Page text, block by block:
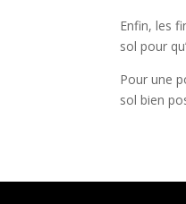
Enfin, les
sol pour
Pour une
sol bien